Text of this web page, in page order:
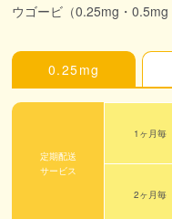
ウゴービ（0.25mg・
0.25mg
定期配送
サービス
1ヶ月毎
2ヶ月毎